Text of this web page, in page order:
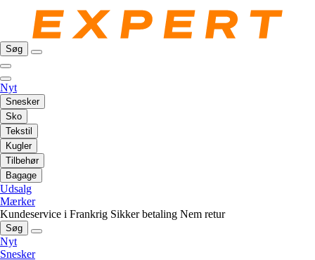
Søg
Nyt
Snesker
Sko
Tekstil
Kugler
Tilbehør
Bagage
Udsalg
Mærker
Kundeservice i Frankrig Sikker betaling Nem retur
Søg
Nyt
Snesker